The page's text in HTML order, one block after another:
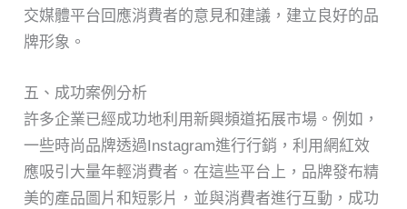
交媒體平台回應消費者的意見和建議，建立良好的品
牌形象。
五、成功案例分析
許多企業已經成功地利用新興頻道拓展市場。例如，
一些時尚品牌透過Instagram進行行銷，利用網紅效
應吸引大量年輕消費者。在這些平台上，品牌發布精
美的產品圖片和短影片，並與消費者進行互動，成功